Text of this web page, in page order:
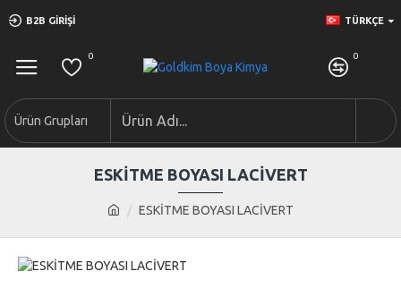
B2B GIRIŞI TÜRKÇE
0 0
Ürün Grupları
ESKİTME BOYASI LACİVERT
ESKİTME BOYASI LACİVERT